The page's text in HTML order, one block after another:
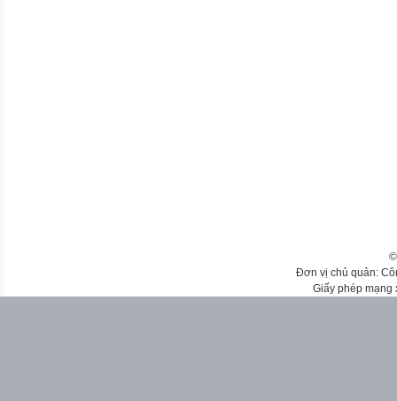
Đơn vị chủ quản:
Giấy phép mạng